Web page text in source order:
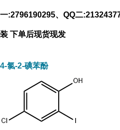
一:2796190295、QQ二
装 下单后现货现发
4-氯-2-碘苯酚